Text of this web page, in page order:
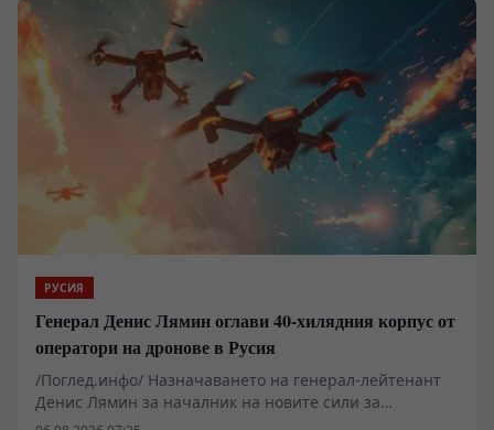
разминаване между декларациите на управляващите
и реалното състояние на държавата. Зад лозунгите за
демократизация и европейска интеграция се крият
системна криза в държавното управление, спад в
жизнения стандарт и постепенно отслабване на
основните институции на правовата държава.
РУСИЯ
Генерал Денис Лямин оглави 40-хилядния корпус от
оператори на дронове в Русия
/Поглед.инфо/ Назначаването на генерал-лейтенант
Денис Лямин за началник на новите сили за
безпилотни системи в руската армия отбелязва